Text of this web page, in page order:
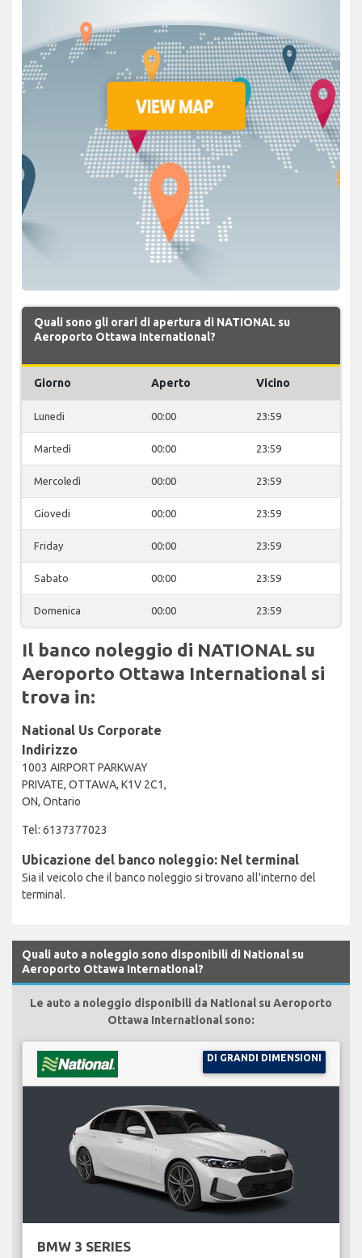
Quali sono gli orari di apertura di NATIONAL su
Aeroporto Ottawa International?
Giorno Aperto Vicino
Lunedi 00:00 23:59
Martedì 00:00 23:59
Mercoledì 00:00 23:59
Giovedi 00:00 23:59
Friday 00:00 23:59
Sabato 00:00 23:59
Domenica 00:00 23:59
Il banco noleggio di NATIONAL su
Aeroporto Ottawa International si
trova in:
National Us Corporate
Indirizzo
1003 AIRPORT PARKWAY
PRIVATE, OTTAWA, K1V 2C1,
ON, Ontario
Tel: 6137377023
Ubicazione del banco noleggio: Nel terminal
Sia il veicolo che il banco noleggio si trovano all'interno del
terminal.
Quali auto a noleggio sono disponibili di National su
Aeroporto Ottawa International?
Le auto a noleggio disponibili da National su Aeroporto
Ottawa International sono:
DI GRANDI DIMENSIONI
BMW 3 SERIES